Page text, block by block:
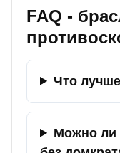
FAQ -
Что
Можно ли